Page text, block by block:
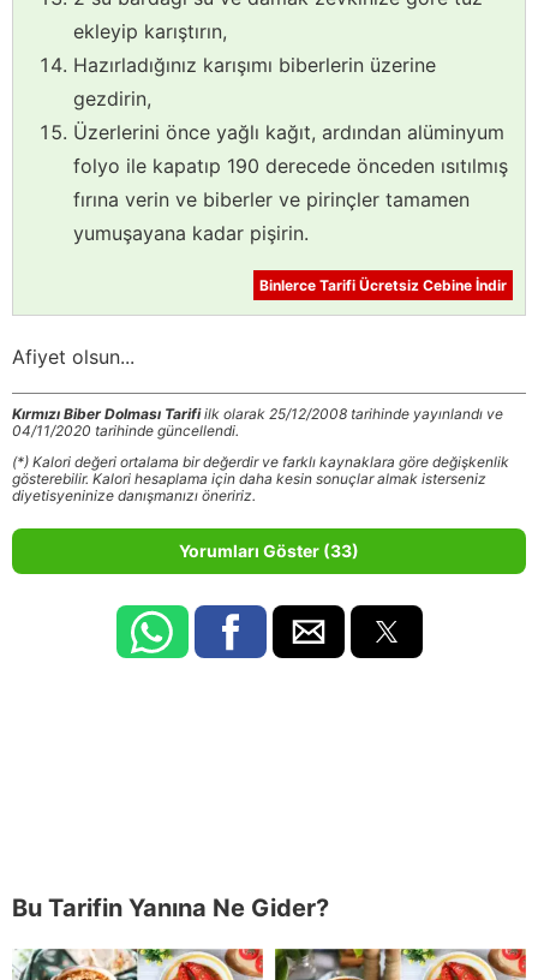
ekleyip karıştırın,
Hazırladığınız karışımı biberlerin üzerine
gezdirin,
Üzerlerini önce yağlı kağıt, ardından alüminyum
folyo ile kapatıp 190 derecede önceden ısıtılmış
fırına verin ve biberler ve pirinçler tamamen
yumuşayana kadar pişirin.
Binlerce Tarifi Ücretsiz Cebine İndir
Afiyet olsun...
Kırmızı Biber Dolması Tarifiilk olarak 25/12/2008 tarihinde yayınlandı ve
04/11/2020 tarihinde güncellendi.
(*) Kalori değeri ortalama bir değerdir ve farklı kaynaklara göre değişkenlik
gösterebilir. Kalori hesaplama için daha kesin sonuçlar almak isterseniz
diyetisyeninize danışmanızı öneririz.
Yorumları Göster (33)
Bu Tarifin Yanına Ne Gider?